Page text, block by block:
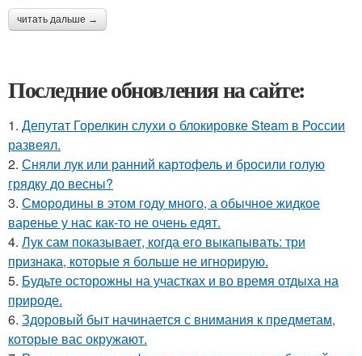
читать дальше →
Последние обновления на сайте:
1. Депутат Горелкин слухи о блокировке Steam в России
развеял.
2. Сняли лук или ранний картофель и бросили голую
грядку до весны?
3. Смородины в этом году много, а обычное жидкое
варенье у нас как-то не очень едят.
4. Лук сам показывает, когда его выкапывать: три
признака, которые я больше не игнорирую.
5. Будьте осторожны на участках и во время отдыха на
природе.
6. Здоровый быт начинается с внимания к предметам,
которые вас окружают.